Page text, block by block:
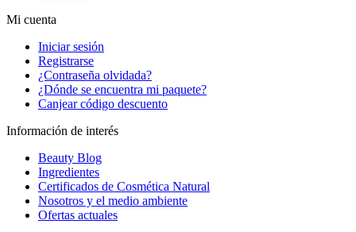
Mi cuenta
Iniciar sesión
Registrarse
¿Contraseña olvidada?
¿Dónde se encuentra mi paquete?
Canjear código descuento
Información de interés
Beauty Blog
Ingredientes
Certificados de Cosmética Natural
Nosotros y el medio ambiente
Ofertas actuales